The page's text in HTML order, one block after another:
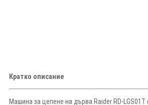
Кратко описание
Машина за цепене на дърва Raider RD-